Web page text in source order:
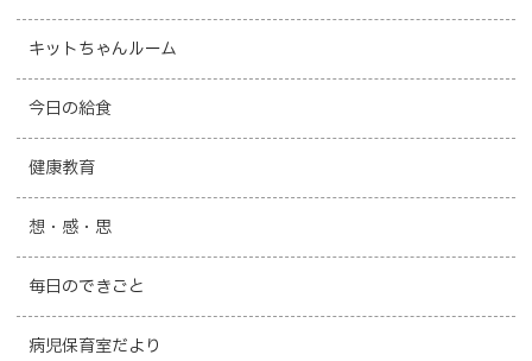
キットちゃんルーム
今日の給食
健康教育
想・感・思
毎日のできごと
病児保育室だより